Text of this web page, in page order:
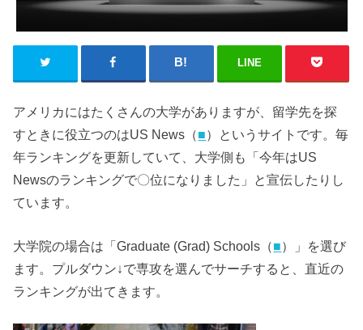
LINE
アメリカにはたくさんの大学がありますが、留学先を探
すときに役立つのはUS News（■）というサイトです。毎
年ランキングを更新していて、大学側も「今年はUS
Newsのランキングで〇位になりました」と宣伝したりし
ています。
大学院の場合は「Graduate (Grad) Schools（■）」を選び
ます。プルダウン↓で専攻を選んでサーチすると、直近の
ランキングが出てきます。